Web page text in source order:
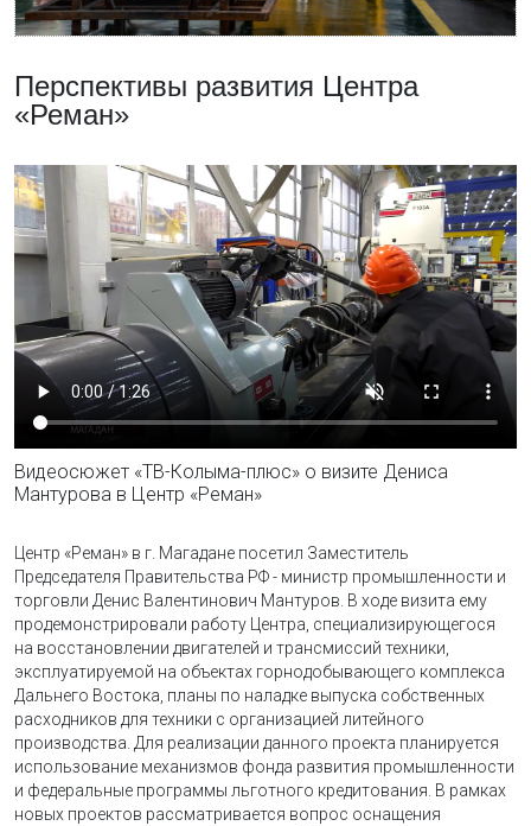
Перспективы развития Центра
«Реман»
Видеосюжет «ТВ-Колыма-плюс» о визите Дениса
Мантурова в Центр «Реман»
Центр «Реман» в г. Магадане посетил Заместитель
Председателя Правительства РФ - министр промышленности и
торговли Денис Валентинович Мантуров. В ходе визита ему
продемонстрировали работу Центра, специализирующегося
на восстановлении двигателей и трансмиссий техники,
эксплуатируемой на объектах горнодобывающего комплекса
Дальнего Востока, планы по наладке выпуска собственных
расходников для техники с организацией литейного
производства. Для реализации данного проекта планируется
использование механизмов фонда развития промышленности
и федеральные программы льготного кредитования. В рамках
новых проектов рассматривается вопрос оснащения